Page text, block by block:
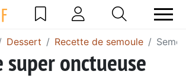
Dessert Recette de semoule
super onctueuse